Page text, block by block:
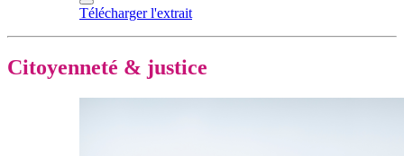
Télécharger l'extrait
Citoyenneté & justice